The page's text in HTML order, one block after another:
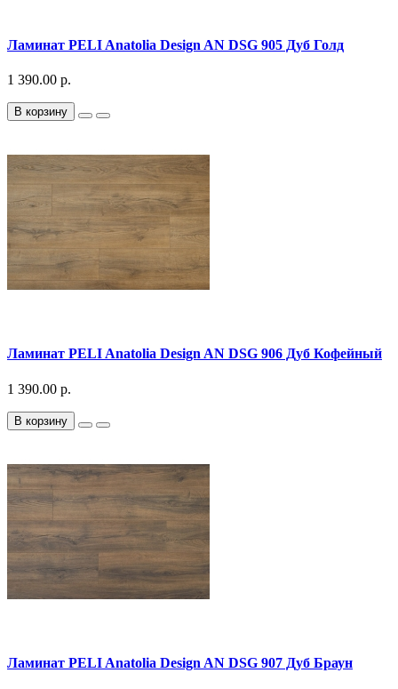
Ламинат PELI Anatolia Design AN DSG 905 Дуб Голд
1 390.00 р.
В корзину
Ламинат PELI Anatolia Design AN DSG 906 Дуб Кофейный
1 390.00 р.
В корзину
Ламинат PELI Anatolia Design AN DSG 907 Дуб Браун